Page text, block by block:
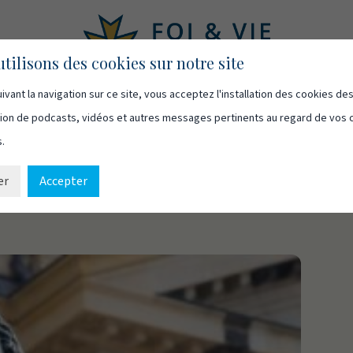
Vidéos Qui sommes-nous Ressources
selon Martin Luther
des cookies sur notre site
la navigation sur ce site, vous acceptez l'installation des cookies
de podcasts, vidéos et autres messages pertinents au regard de vos
Accepter